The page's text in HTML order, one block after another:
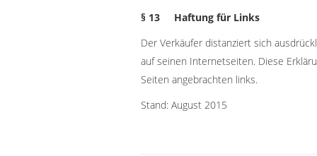
§ 13 Haftung für Links
Der Verkäufer distanziert sich
auf seinen Internetseiten. Diese
Seiten angebrachten links.
Stand: August 2015